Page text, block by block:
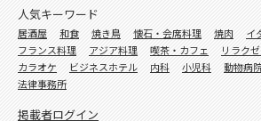
人気キーワード
居酒屋 和食 焼き鳥 懐石・会席料理 焼肉
イ
フランス料理
アジア料理 喫茶・カフェ リラク
カラオケ
ビジネスホテル 内科 小児科 動物病
法律事務所
掲載者ログイン